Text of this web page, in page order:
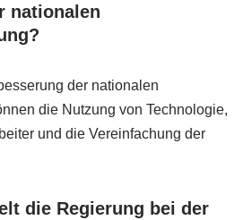
nationalen
der nationalen
die Nutzung von Technologie,
und die Vereinfachung der
die Regierung bei der